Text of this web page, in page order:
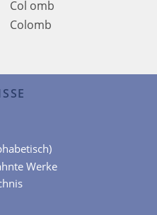
Col omb
Colomb
Werke